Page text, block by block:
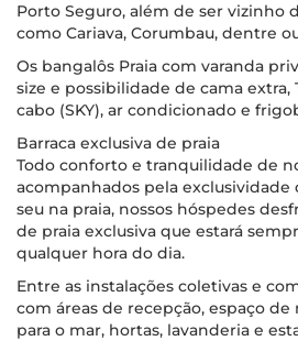
Porto Seguro, além de ser vizinho
como Cariava, Corumbau, dentre
Os bangalôs Praia com varanda
size e possibilidade de cama extra,
cabo (SKY), ar condicionado e
Barraca exclusiva de praia
Todo conforto e tranquilidade de
acompanhados pela exclusividade
seu na praia, nossos hóspedes
de praia exclusiva que estará
qualquer hora do dia.
Entre as instalações coletivas e
com áreas de recepção, espaço
para o mar, hortas, lavanderia e